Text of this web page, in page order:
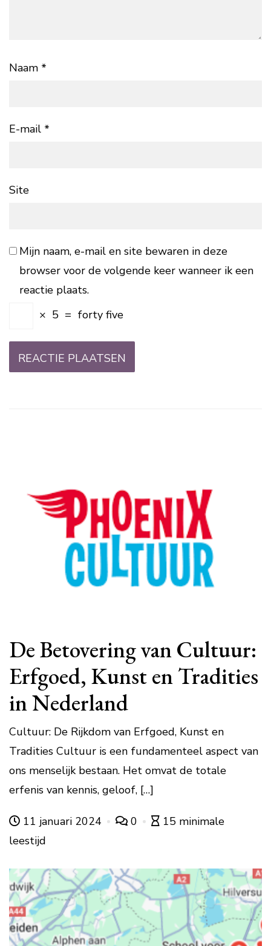
Naam *
E-mail *
Site
Mijn naam, e-mail en site bewaren in deze
browser voor de volgende keer wanneer ik een
reactie plaats.
× 5 = forty five
De Betovering van Cultuur:
Erfgoed, Kunst en Tradities
in Nederland
Cultuur: De Rijkdom van Erfgoed, Kunst en
Tradities Cultuur is een fundamenteel aspect van
ons menselijk bestaan. Het omvat de totale
erfenis van kennis, geloof, […]
11 januari 2024 0
15 minimale
leestijd